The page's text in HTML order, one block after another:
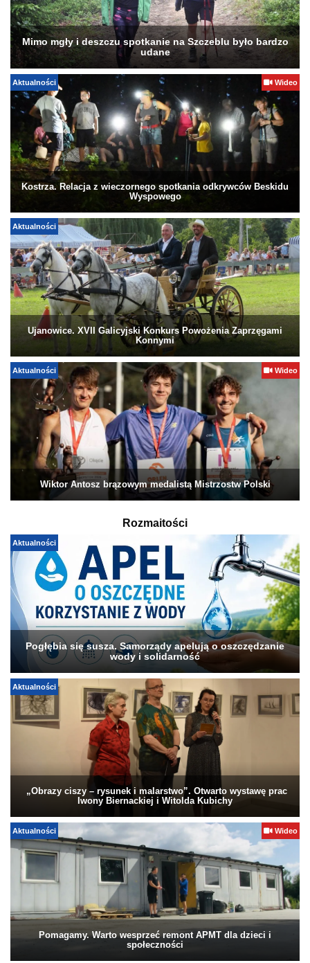
Mimo mgły i deszczu spotkanie na Szczeblu było bardzo
udane
Aktualności Wideo
Kostrza. Relacja z wieczornego spotkania odkrywców Beskidu
Wyspowego
Aktualności
Ujanowice. XVII Galicyjski Konkurs Powożenia Zaprzęgami
Konnymi
Aktualności Wideo
Wiktor Antosz brązowym medalistą Mistrzostw Polski
Rozmaitości
Aktualności
Pogłębia się susza. Samorządy apelują o oszczędzanie
wody i solidarność
Aktualności
„Obrazy ciszy – rysunek i malarstwo”. Otwarto wystawę prac
Iwony Biernackiej i Witolda Kubichy
Aktualności Wideo
Pomagamy. Warto wesprzeć remont APMT dla dzieci i
społeczności